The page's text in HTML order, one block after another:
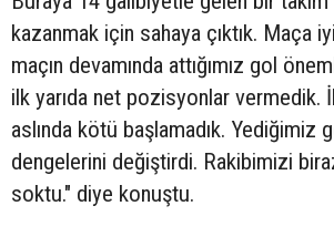
kazanmak için sahaya çıktık. Maça
maçın devamında attığımız gol
ilk yarıda net pozisyonlar vermedik.
aslında kötü başlamadık. Yediğimiz
dengelerini değiştirdi. Rakibimizi
soktu." diye konuştu.